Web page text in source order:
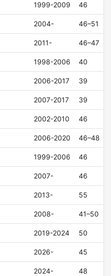
1999-2009 46
2004- 46–51
2011- 46–47
1998-2006 40
2006-2017 39
2007-2017 39
2002-2010 46
2006-2020 46–48
1999-2006 46
2007- 46
2013- 55
2008- 41–50
2019-2024 50
2026- 45
2024- 48